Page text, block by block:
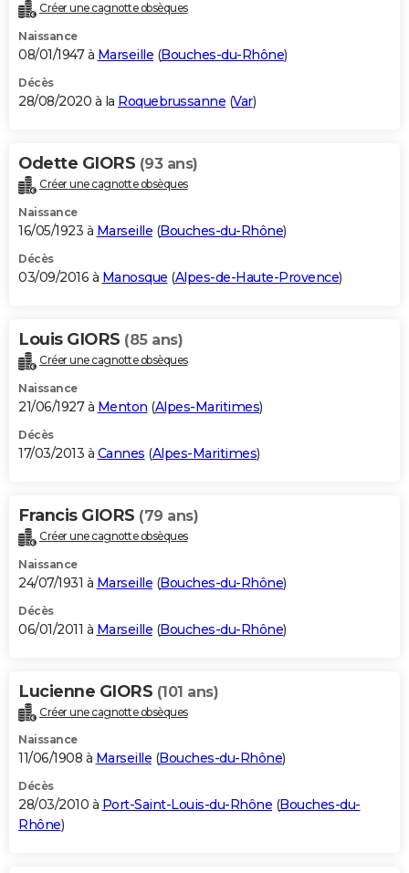
Créer une cagnotte obsèques
Naissance
08/01/1947 à Marseille (Bouches-du-Rhône)
Décès
28/08/2020 à la Roquebrussanne (Var)
Odette GIORS (93 ans)
Créer une cagnotte obsèques
Naissance
16/05/1923 à Marseille (Bouches-du-Rhône)
Décès
03/09/2016 à Manosque (Alpes-de-Haute-Provence)
Louis GIORS (85 ans)
Créer une cagnotte obsèques
Naissance
21/06/1927 à Menton (Alpes-Maritimes)
Décès
17/03/2013 à Cannes (Alpes-Maritimes)
Francis GIORS (79 ans)
Créer une cagnotte obsèques
Naissance
24/07/1931 à Marseille (Bouches-du-Rhône)
Décès
06/01/2011 à Marseille (Bouches-du-Rhône)
Lucienne GIORS (101 ans)
Créer une cagnotte obsèques
Naissance
11/06/1908 à Marseille (Bouches-du-Rhône)
Décès
28/03/2010 à Port-Saint-Louis-du-Rhône (Bouches-du-
Rhône)